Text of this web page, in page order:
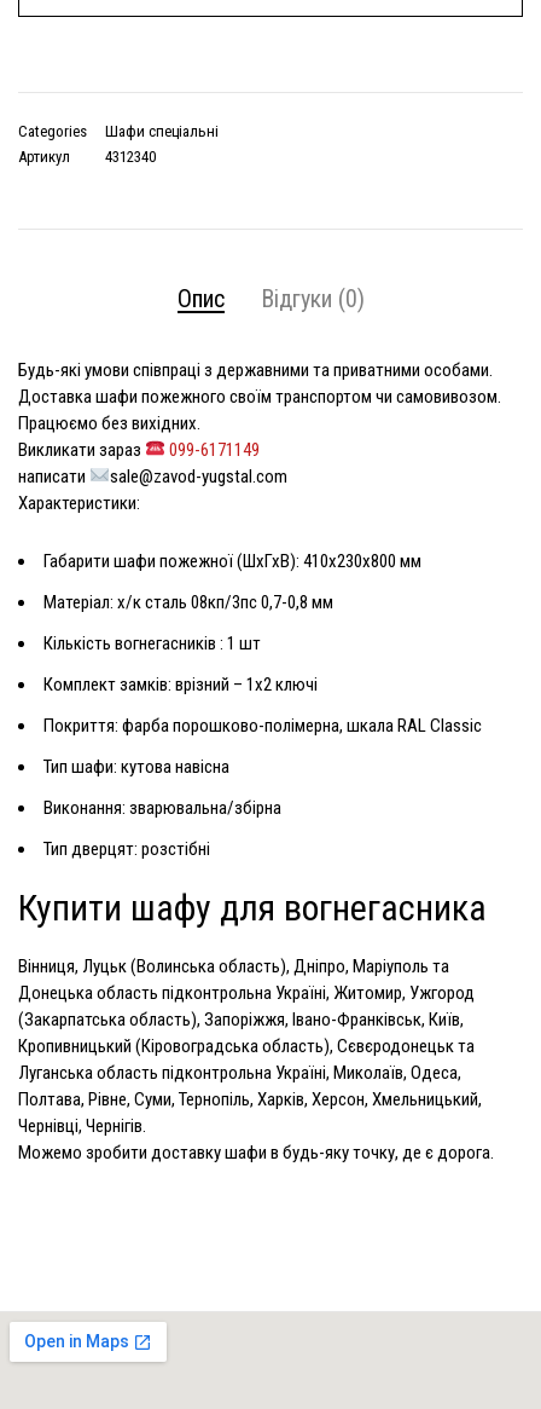
Categories
Шафи спеціальні
Артикул
4312340
Опис Відгуки (0)
Будь-які умови співпраці з державними та приватними особами.
Доставка шафи пожежного своїм транспортом чи самовивозом.
Працюємо без вихідних.
Викликати зараз
099-6171149
написати
sale@zavod-yugstal.com
Характеристики:
Габарити шафи пожежної(ШхГхВ): 410х230х800 мм
Матеріал: х/к сталь 08кп/3пс 0,7-0,8 мм
Кількість вогнегасників : 1 шт
Комплект замків: врізний – 1х2 ключі
Покриття: фарба порошково-полімерна, шкала RAL Classic
Тип шафи: кутова навісна
Виконання: зварювальна/збірна
Тип дверцят: розстібні
Купити шафу для вогнегасника
Вінниця, Луцьк (Волинська область), Дніпро, Маріуполь та
Донецька область підконтрольна Україні, Житомир, Ужгород
(Закарпатська область), Запоріжжя, Івано-Франківськ, Київ,
Кропивницький (Кіровоградська область), Сєвєродонецьк та
Луганська область підконтрольна Україні, Миколаїв, Одеса,
Полтава, Рівне, Суми, Тернопіль, Харків, Херсон, Хмельницький,
Чернівці, Чернігів.
Можемо зробити доставку шафи в будь-яку точку, де є дорога.